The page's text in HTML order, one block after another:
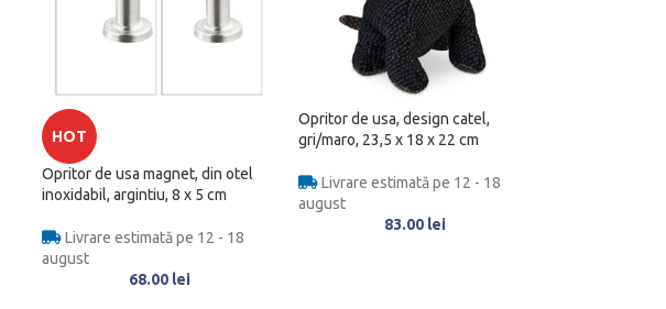
HOT
Opritor de usa magnet, din otel
inoxidabil, argintiu, 8 x 5 cm
Livrare estimată pe 12 - 18
august
68.00 lei
Opritor de usa, design catel,
gri/maro, 23,5 x 18 x 22 cm
Livrare estimată pe 12 - 18
august
83.00 lei